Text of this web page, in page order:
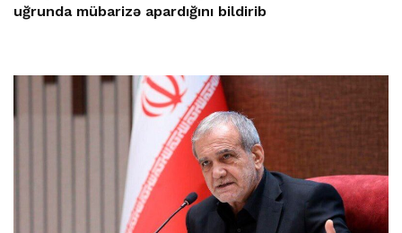
uğrunda mübarizə apardığını bildirib